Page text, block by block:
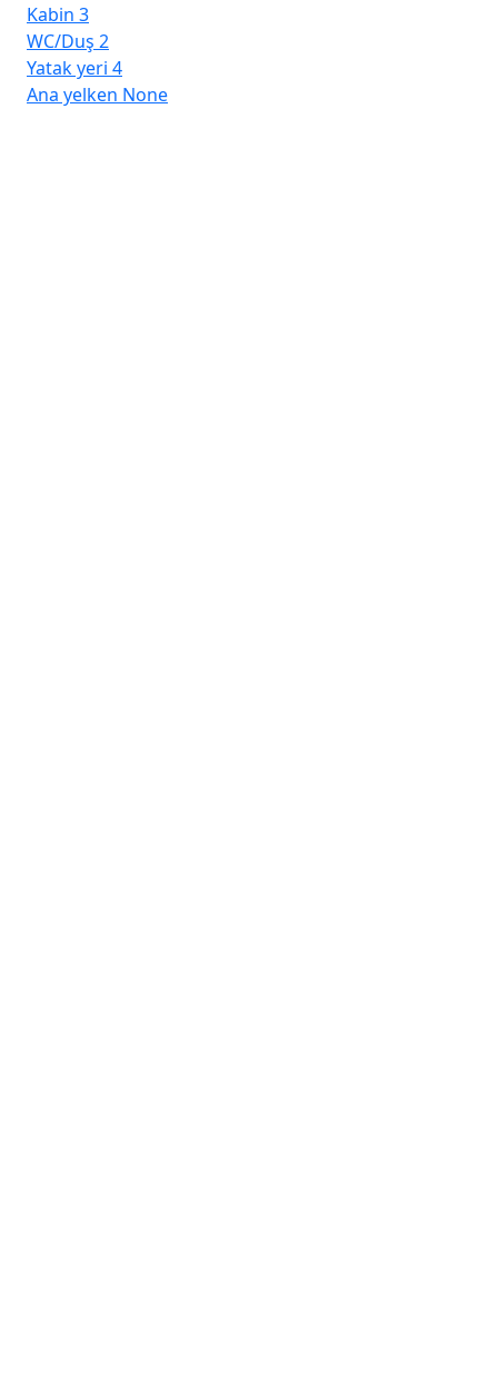
Kabin 3
WC/Duş 2
Yatak yeri 4
Ana yelken None